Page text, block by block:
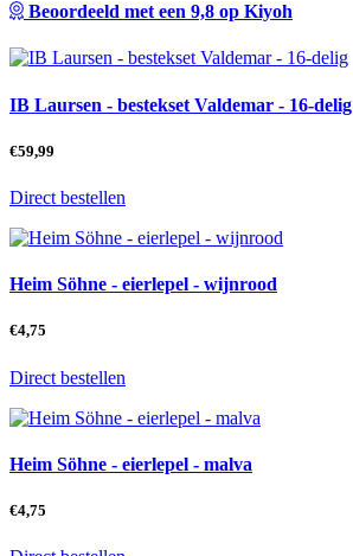
Beoordeeld met een 9,8 op Kiyoh
IB Laursen - bestekset Valdemar - 16-delig
€59,99
Direct bestellen
Heim Söhne - eierlepel - wijnrood
€4,75
Direct bestellen
Heim Söhne - eierlepel - malva
€4,75